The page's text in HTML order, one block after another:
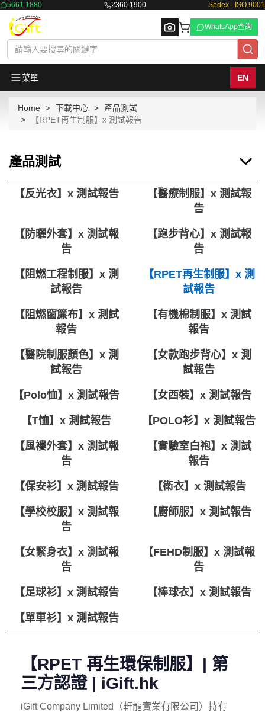
5661 1880 2360 1900 Sedex · ISO 9001
WhatsApp查詢
菜單 EN
Home 下載中心
產品測試
【RPET再生制服】x 測試報告
產品測試
【反光衣】x 測試報告
【醫療制服】x 測試報
告
【防曬外套】x 測試報
告
【跑步背心】x 測試報
告
【阻燃工程制服】x 測
試報告
【RPET再生制服】x 測
試報告
【阻燃窗簾布】x 測試
報告
【有機棉制服】x 測試
報告
【醫院制服顏色】x 測
試報告
【女款跑步背心】x 測
試報告
【Polo恤】x 測試報告 【女西裝】x 測試報告
【T恤】x 測試報告 【POLO衫】x 測試報告
【風褸外套】x 測試報
告
【實驗室白袍】x 測試
報告
【保安衫】x 測試報告 【衛衣】x 測試報告
【學校校服】x 測試報
告
【廚師服】x 測試報告
【女緊身衣】x 測試報
告
【FEHD制服】x 測試報
告
【足球衫】x 測試報告 【棒球衣】x 測試報告
【單車衫】x 測試報告
【RPET 再生環保制服】| 第
三方認證 | iGift.hk
iGift Company Limited（軒龍實業有限公司）持有